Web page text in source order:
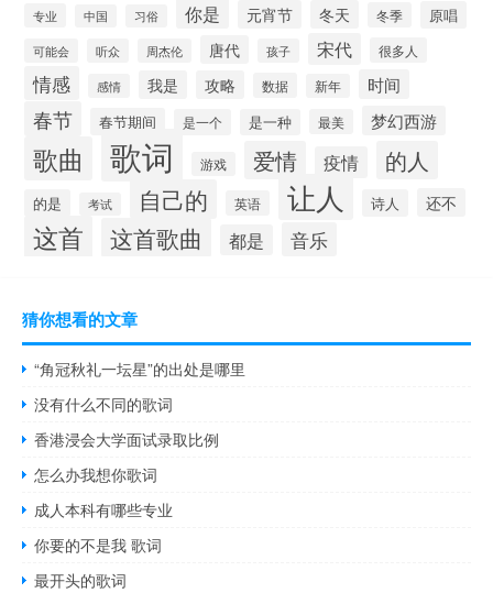
专业 中国 习俗 你是 元宵节 冬天 冬季 原唱
可能会 听众 周杰伦 唐代 孩子 宋代 很多人
情感 感情 我是 攻略 数据 新年 时间
春节 春节期间 是一个 是一种 最美 梦幻西游
歌曲 歌词 游戏 爱情 疫情 的人
的是 考试 自己的 英语 让人 诗人 还不
这首 这首歌曲 都是 音乐
猜你想看的文章
“角冠秋礼一坛星”的出处是哪里
没有什么不同的歌词
香港浸会大学面试录取比例
怎么办我想你歌词
成人本科有哪些专业
你要的不是我 歌词
最开头的歌词